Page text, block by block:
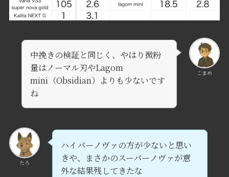
こまめ
中挽きの検証と同じく、やはり微粉
量はノーマル刃やLagom
mini（Obsidian）よりも少ないです
ね
たろ
ハイパーノヴァの方が少ないと思い
きや、まさかのスーパーノヴァが意
外な結果残してきたな